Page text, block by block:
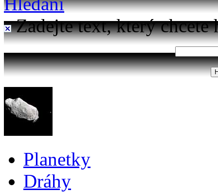
Zadejte text, který chcete
Planetky
Dráhy